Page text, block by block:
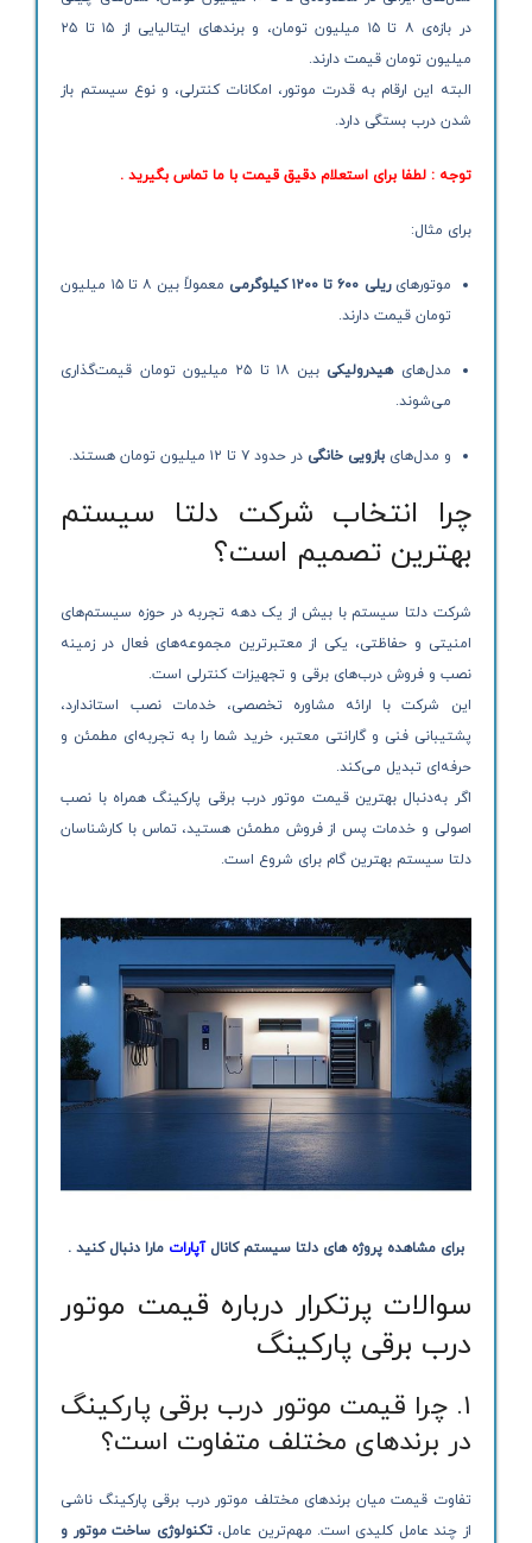
در بازه‌ی ۸ تا ۱۵ میلیون تومان، و برندهای ایتالیایی از ۱۵ تا ۲۵
میلیون تومان قیمت دارند.
البته این ارقام به قدرت موتور، امکانات کنترلی، و نوع سیستم باز
شدن درب بستگی دارد.
توجه : لطفا برای استعلام دقیق قیمت با ما تماس بگیرید .
برای مثال:
موتورهایریلی ۶۰۰ تا ۱۲۰۰ کیلوگرمی
معمولاً بین ۸ تا ۱۵ میلیون
تومان قیمت دارند.
مدل‌هایهیدرولیکی
بین ۱۸ تا ۲۵ میلیون تومان قیمت‌گذاری
می‌شوند.
و مدل‌هایبازویی خانگی در حدود ۷ تا ۱۲ میلیون تومان هستند.
چرا انتخاب شرکت دلتا سیستم
بهترین تصمیم است؟
شرکت دلتا سیستم با بیش از یک دهه تجربه در حوزه سیستم‌های
امنیتی و حفاظتی، یکی از معتبرترین مجموعه‌های فعال در زمینه
نصب و فروش درب‌های برقی و تجهیزات کنترلی است.
این شرکت با ارائه مشاوره تخصصی، خدمات نصب استاندارد،
پشتیبانی فنی و گارانتی معتبر، خرید شما را به تجربه‌ای مطمئن و
حرفه‌ای تبدیل می‌کند.
اگر به‌دنبال بهترین قیمت موتور درب برقی پارکینگ همراه با نصب
اصولی و خدمات پس از فروش مطمئن هستید، تماس با کارشناسان
دلتا سیستم بهترین گام برای شروع است.
برای مشاهده پروژه های دلتا سیستم کانالآپارات مارا دنبال کنید .
سوالات پرتکرار درباره قیمت موتور
درب برقی پارکینگ
۱. چرا قیمت موتور درب برقی پارکینگ
در برندهای مختلف متفاوت است؟
تفاوت قیمت میان برندهای مختلف موتور درب برقی پارکینگ ناشی
از چند عامل کلیدی است. مهم‌ترین عامل،تکنولوژی ساخت موتور و